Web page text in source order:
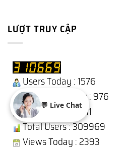
LƯỢT TRUY CẬP
Users Today : 1576
Users Yesterday : 976
This Month : 12211
Total Users : 309969
Views Today : 2393
💬 Live Chat